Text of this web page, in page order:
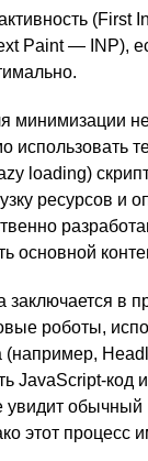
(First
Paint — INP),
минимизации
использовать
loading)
ресурсов и
основной
в
роботы,
(например,
JavaScript-код
увидит обычный
этот процесс